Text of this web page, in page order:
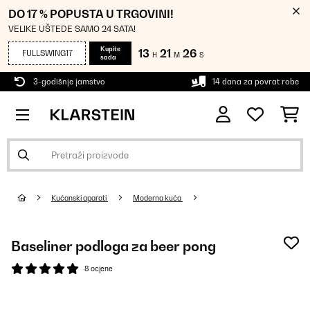
DO 17 % POPUSTA U TRGOVINI!
VELIKE UŠTEDE SAMO 24 SATA!
FULLSWING17
Kupite
sada
13 H 21 M 25 S
3-godišnje jamstvo 14 dana za povrat robe
Kućanski aparati Moderna kuća
Baseliner podloga za beer pong
8 ocjene